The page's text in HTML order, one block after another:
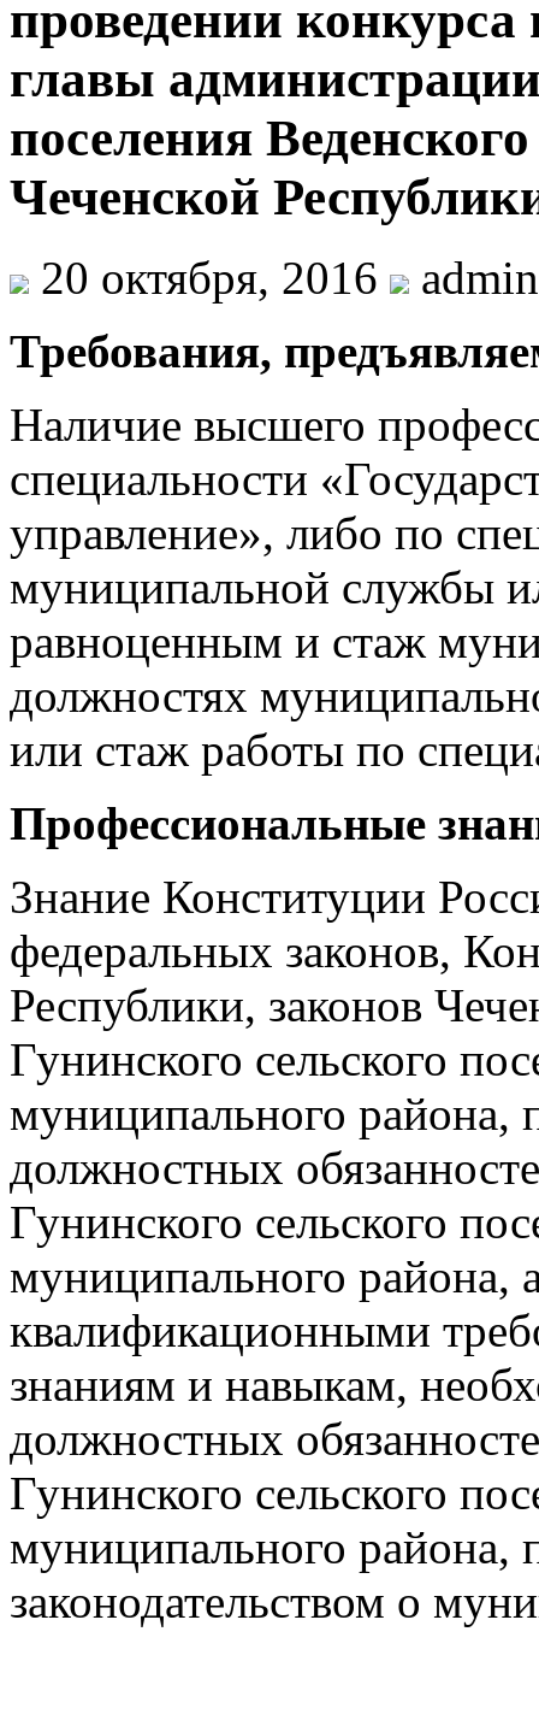
проведении
главы
поселения
Чеченской
20 октября, 2016
admin
Требования,
Наличие высшего
специальности
управление», либо по
муниципальной службы
равноценным и стаж
должностях
или стаж работы по
Профессиональные
Знание Конституции
федеральных законов,
Республики, законов
Гунинского сельского
муниципального района,
должностных
Гунинского сельского
муниципального района,
квалификационными
знаниям и навыкам,
должностных
Гунинского сельского
муниципального района,
законодательством о